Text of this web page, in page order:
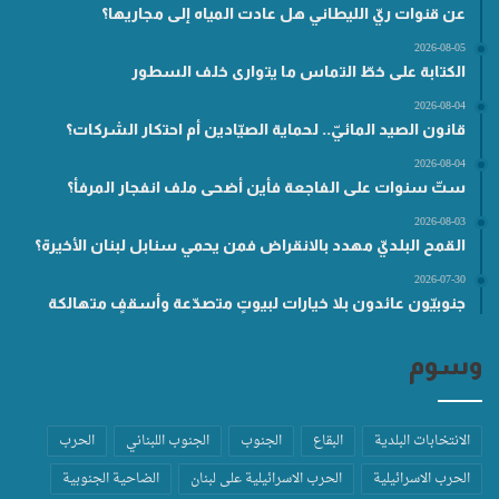
عن قنوات ريّ الليطاني هل عادت المياه إلى مجاريها؟
2026-08-05
الكتابة على خطّ التماس ما يتوارى خلف السطور
2026-08-04
قانون الصيد المائيّ.. لحماية الصيّادين أم احتكار الشركات؟
2026-08-04
ستّ سنوات على الفاجعة فأين أضحى ملف انفجار المرفأ؟
2026-08-03
القمح البلديّ مهدد بالانقراض فمن يحمي سنابل لبنان الأخيرة؟
2026-07-30
جنوبيّون عائدون بلا خيارات لبيوتٍ متصدّعة وأسقفٍ متهالكة
وسوم
الانتخابات البلدية البقاع الجنوب الجنوب اللبناني
الحرب
الحرب الاسرائيلية
الحرب الاسرائيلية على لبنان الضاحية الجنوبية